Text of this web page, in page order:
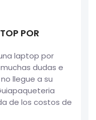
POR
laptop por
dudas e
llegue a su
de los costos de